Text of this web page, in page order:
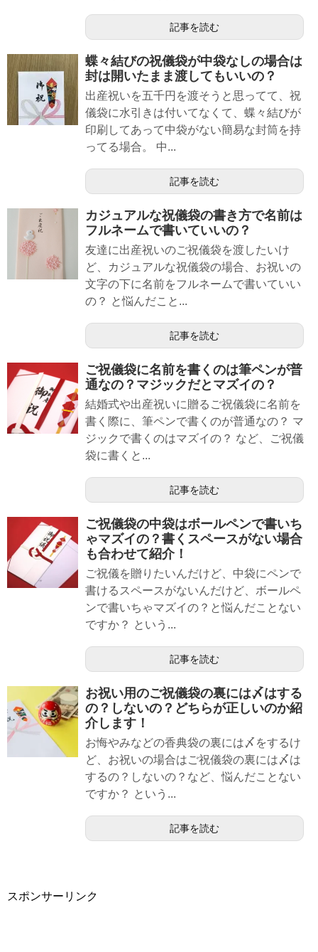
記事を読む
蝶々結びの祝儀袋が中袋なしの場合は
封は開いたまま渡してもいいの？
出産祝いを五千円を渡そうと思ってて、祝
儀袋に水引きは付いてなくて、蝶々結びが
印刷してあって中袋がない簡易な封筒を持
ってる場合。 中...
記事を読む
カジュアルな祝儀袋の書き方で名前は
フルネームで書いていいの？
友達に出産祝いのご祝儀袋を渡したいけ
ど、カジュアルな祝儀袋の場合、お祝いの
文字の下に名前をフルネームで書いていい
の？ と悩んだこと...
記事を読む
ご祝儀袋に名前を書くのは筆ペンが普
通なの？マジックだとマズイの？
結婚式や出産祝いに贈るご祝儀袋に名前を
書く際に、筆ペンで書くのが普通なの？ マ
ジックで書くのはマズイの？ など、ご祝儀
袋に書くと...
記事を読む
ご祝儀袋の中袋はボールペンで書いち
ゃマズイの？書くスペースがない場合
も合わせて紹介！
ご祝儀を贈りたいんだけど、中袋にペンで
書けるスペースがないんだけど、ボールペ
ンで書いちゃマズイの？と悩んだことない
ですか？ という...
記事を読む
お祝い用のご祝儀袋の裏には〆はする
の？しないの？どちらが正しいのか紹
介します！
お悔やみなどの香典袋の裏には〆をするけ
ど、お祝いの場合はご祝儀袋の裏には〆は
するの？しないの？など、悩んだことない
ですか？ という...
記事を読む
スポンサーリンク